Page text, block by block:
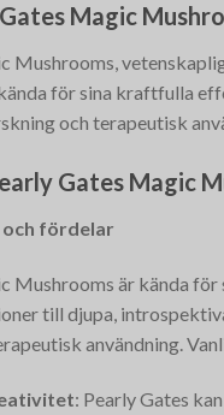
Magic
Mushrooms,
för sina kraftfulla
och terapeutisk
Gates Magic
fördelar
Mushrooms är kända
till djupa,
användning.
: Pearly Gates